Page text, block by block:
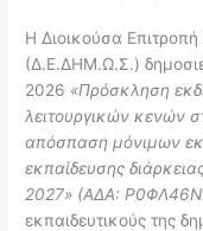
Η Διοικούσα
(Δ.Ε.ΔΗΜ.Ω.Σ.)
2026 «Πρόσκληση
λειτουργικών κενών
απόσπαση μόνιμων
εκπαίδευσης
2027» (ΑΔΑ:
εκπαιδευτικούς της